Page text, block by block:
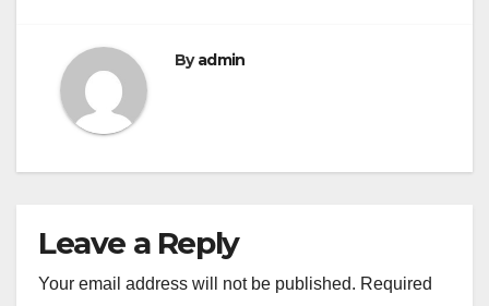
Byadmin
Leave a Reply
Your email address will not be published. Required